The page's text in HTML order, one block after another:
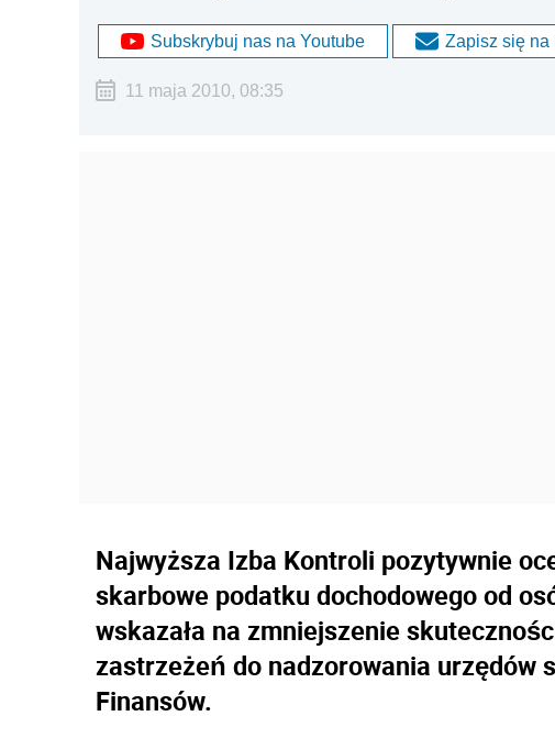
Subskrybuj nas na Youtube Zapisz się na
11 maja 2010, 08:35
Najwyższa Izba Kontroli pozytywnie
skarbowe podatku dochodowego od
wskazała na zmniejszenie
zastrzeżeń do nadzorowania urzędów
Finansów.